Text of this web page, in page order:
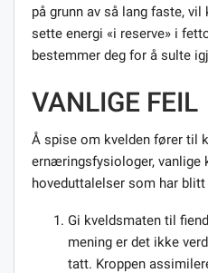
på grunn av så lang faste,
sette energi «i reserve» i
bestemmer deg for å sulte
VANLIGE FEIL
Å spise om kvelden fører til
ernæringsfysiologer, vanlige
hoveduttalelser som har
Gi kveldsmaten til
mening er det ikke
tatt. Kroppen